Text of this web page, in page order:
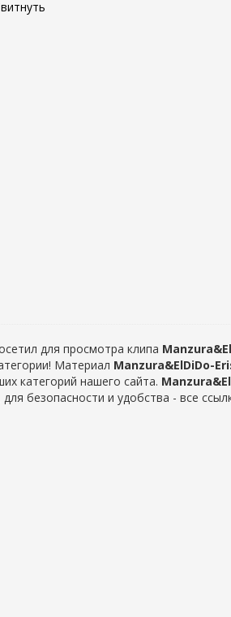
для просмотра клипа
Материал Manzura&ElDiDo-
категорий нашего сайта.
безопасности и удобства - все